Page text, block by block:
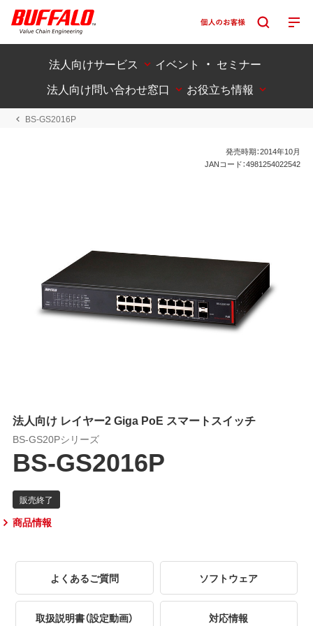
法人向けサービス
イベント ・ セミナー
法人向け問い合わせ窓口
お役立ち情報
BS-GS2016P
発売時期：2014年10月
JANコード：4981254022542
法人向け レイヤー2 Giga PoE スマートスイッチ
BS-GS20Pシリーズ
BS-GS2016P
商品情報
よくあるご質問 ソフトウェア
取扱説明書（設定動画） 対応情報